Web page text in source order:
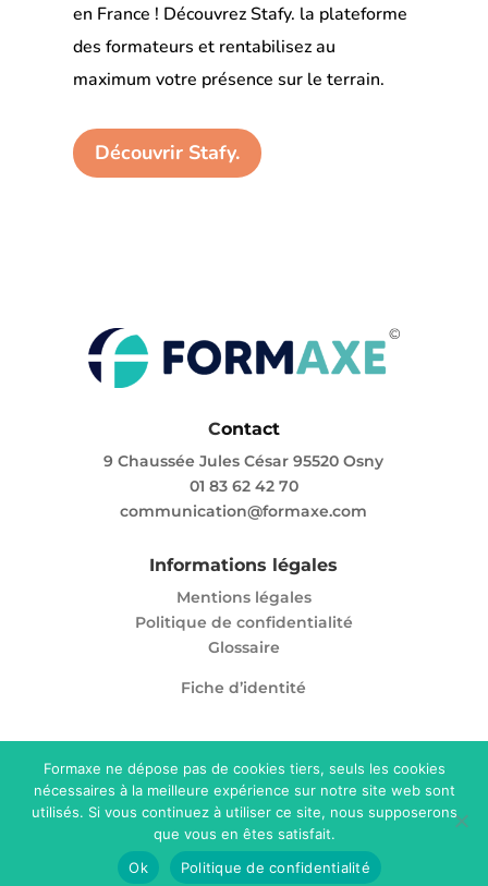
en France ! Découvrez Stafy. la plateforme
des formateurs et rentabilisez au
maximum votre présence sur le terrain.
Découvrir Stafy.
Contact
9 Chaussée Jules César 95520 Osny
01 83 62 42 70
communication@formaxe.com
Informations légales
Mentions légales
Politique de confidentialité
Glossaire
Fiche d’identité
Enregistré sous le numéro 11 95 05865 95. Cet
enregistrement ne vaut pas agrément de l’Etat.
© Formaxe 2025. Tous droits réservés
Formaxe ne dépose pas de cookies tiers, seuls les cookies
nécessaires à la meilleure expérience sur notre site web sont
utilisés. Si vous continuez à utiliser ce site, nous supposerons
que vous en êtes satisfait.
Ok
Politique de confidentialité